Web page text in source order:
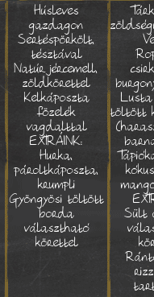
Húsleves
gazdagon
Sertéspörkölt,
tésztával
Natúr jércemell,
zöldkörettel
Kelkáposzta
fözelék
vagdalttal
EXTRÁINK:
Hurka,
pároltkáposzta,
krumpli
Gyöngyösi töltött
borda
választható
körettel
töltött
Sült